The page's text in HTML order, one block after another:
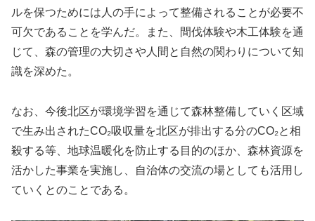
ルを保つためには人の手によって整備されることが必要不
可欠であることを学んだ。また、間伐体験や木工体験を通
じて、森の管理の大切さや人間と自然の関わりについて知
識を深めた。
なお、今後北区が環境学習を通じて森林整備していく区域
で生み出されたCO₂吸収量を北区が排出する分のCO₂と相
殺する等、地球温暖化を防止する目的のほか、森林資源を
活かした事業を実施し、自治体の交流の場としても活用し
ていくとのことである。